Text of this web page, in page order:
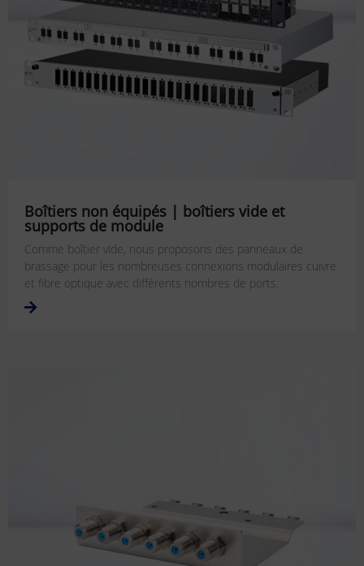
Boîtiers non équipés | boîtiers vide et
supports de module
Comme boîtier vide, nous proposons des panneaux de
brassage pour les nombreuses connexions modulaires cuivre
et fibre optique avec différents nombres de ports.